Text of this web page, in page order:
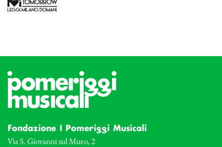
Fondazione I Pomeriggi Musicali
Via S. Giovanni sul Muro, 2